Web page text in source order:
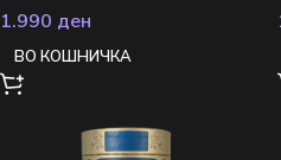
1.990 ден
ВО КОШНИЧКА